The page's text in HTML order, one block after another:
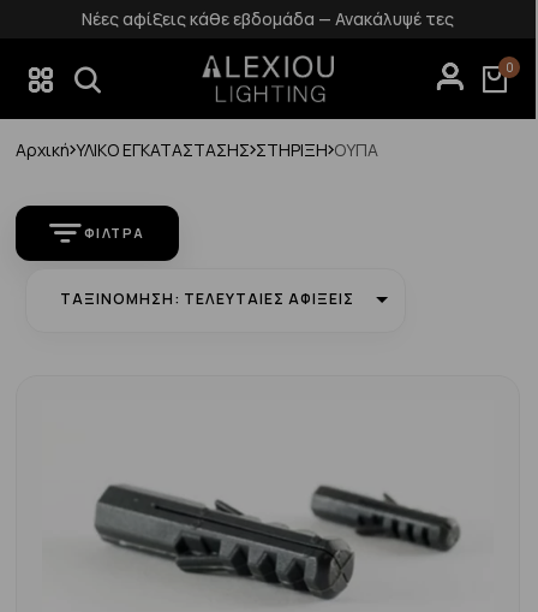
Νέες αφίξεις κάθε εβδομάδα — Ανακάλυψέ τες
0
Αρχική ΥΛΙΚΟ ΕΓΚΑΤΑΣΤΑΣΗΣ ΣΤΗΡΙΞΗ ΟΥΠΑ
ΦΊΛΤΡΑ
ΤΑΞΙΝΌΜΗΣΗ: ΤΕΛΕΥΤΑΊΕΣ ΑΦΊΞΕΙΣ